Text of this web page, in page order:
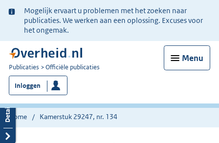
Ter
informatie:
Mogelijk ervaart u problemen met het zoeken naar
publicaties. We werken aan een oplossing. Excuses voor
het ongemak.
Menu
U
bent
nu
hier:
Publicaties Officiële publicaties
Inloggen
Home Kamerstuk 29247, nr. 134